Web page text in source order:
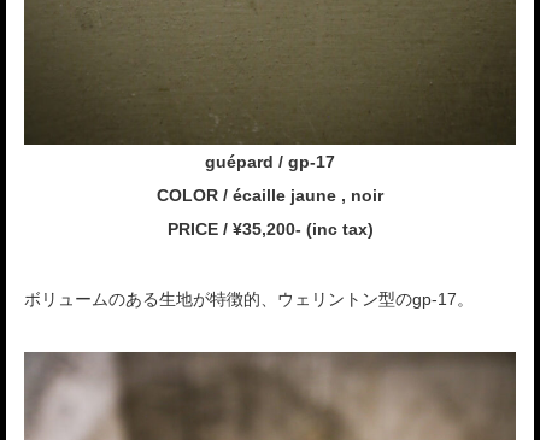
guépard / gp-17
COLOR / écaille jaune , noir
PRICE / ¥35,200- (inc tax)
ボリュームのある生地が特徴的、ウェリントン型のgp-17。